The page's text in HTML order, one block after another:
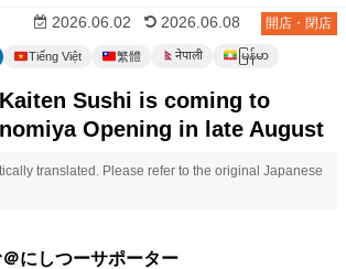
開店・閉店
2026.06.02 2026.06.08
Tiếng Việt 繁體 नेपाली မြန်မာ
Sushi is coming to
Opening in late August
translated. Please refer to the original Japanese
にしつーサポーター